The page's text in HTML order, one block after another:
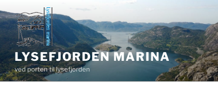
til
innhold
LYSEFJORDEN MARINA
ved porten til lysefjorden